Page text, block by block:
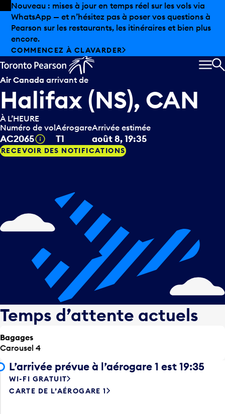
Skip to offers
Passer au contenu principal
Nouveau : mises à jour en temps réel sur les vols via
WhatsApp — et n’hésitez pas à poser vos questions à
Pearson sur les restaurants, les itinéraires et bien plus
encore.
COMMENCEZ À CLAVARDER
Air Canada arrivant de
Halifax (NS), CAN
À L’HEURE
Numéro de vol
AC2065 Infobulle
Aérogare
T1
Arrivée estimée
août 8, 19:35
RECEVOIR DES NOTIFICATIONS
Temps d’attente actuels
Bagages
Carousel 4
L’arrivée prévue à l’aérogare 1 est 19:35
WI-FI GRATUIT
CARTE DE L’AÉROGARE 1